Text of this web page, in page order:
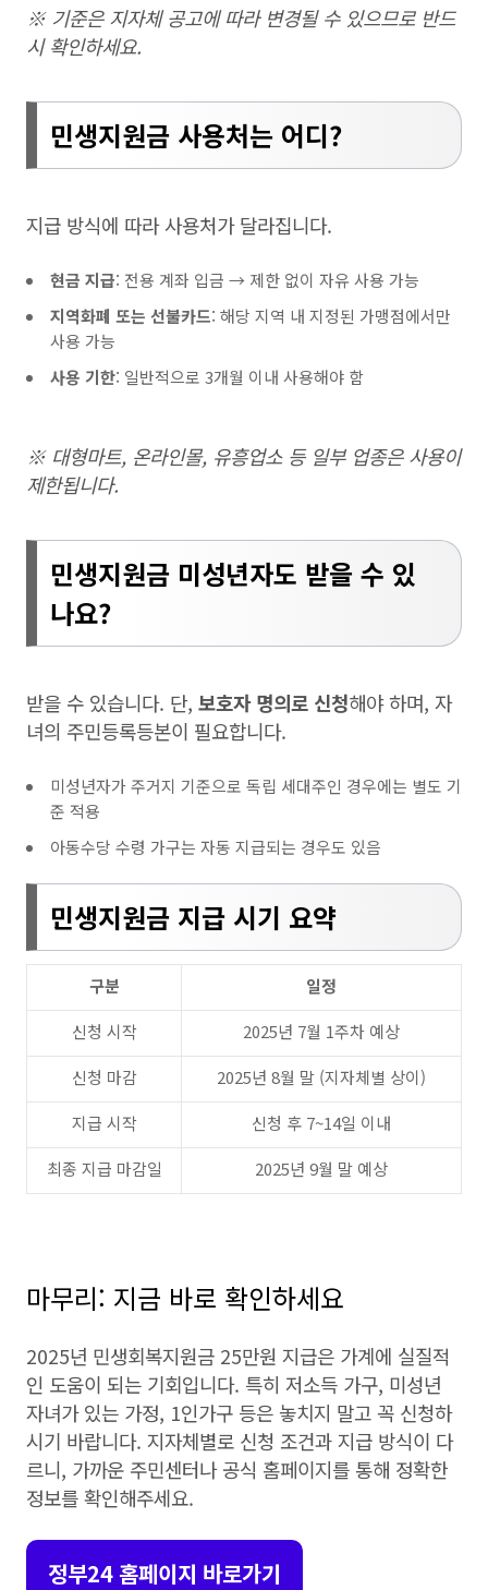
※ 기준은 지자체 공고에 따라 변경될 수 있으므로 반드
시 확인하세요.
민생지원금 사용처는 어디?
지급 방식에 따라 사용처가 달라집니다.
현금 지급: 전용 계좌 입금 → 제한 없이 자유 사용 가능
지역화폐 또는 선불카드: 해당 지역 내 지정된 가맹점에서만
사용 가능
사용 기한: 일반적으로 3개월 이내 사용해야 함
※ 대형마트, 온라인몰, 유흥업소 등 일부 업종은 사용이
제한됩니다.
민생지원금 미성년자도 받을 수 있
나요?
받을 수 있습니다. 단, 보호자 명의로 신청해야 하며, 자
녀의 주민등록등본이 필요합니다.
미성년자가 주거지 기준으로 독립 세대주인 경우에는 별도 기
준 적용
아동수당 수령 가구는 자동 지급되는 경우도 있음
민생지원금 지급 시기 요약
구분
일정
신청 시작
2025년 7월 1주차 예상
신청 마감
2025년 8월 말 (지자체별 상이)
지급 시작
신청 후 7~14일 이내
최종 지급 마감일
2025년 9월 말 예상
마무리: 지금 바로 확인하세요
2025년 민생회복지원금 25만원 지급은 가계에 실질적
인 도움이 되는 기회입니다. 특히 저소득 가구, 미성년
자녀가 있는 가정, 1인가구 등은 놓치지 말고 꼭 신청하
시기 바랍니다. 지자체별로 신청 조건과 지급 방식이 다
르니, 가까운 주민센터나 공식 홈페이지를 통해 정확한
정보를 확인해주세요.
정부24 홈페이지 바로가기